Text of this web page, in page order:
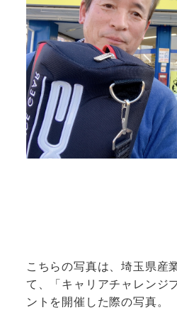
こちらの写真は、埼玉県産
て、「キャリアチャレンジ
ントを開催した際の写真。